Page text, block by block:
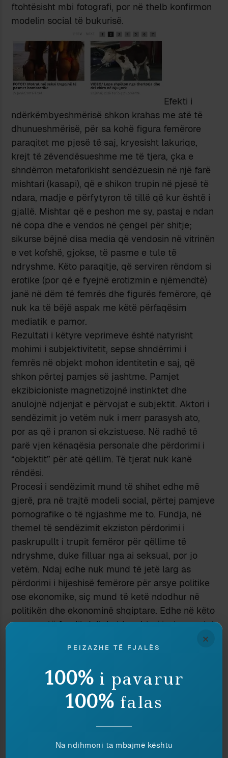
ftohtësisht mbi fotografi, por në thelb konfirmon
modelin social të bukurisë.
Efekti i
ndërkëmbyeshmërisë shkon krahas me atë të
dhunueshmërisë, për sa kohë figura femërore
paraqitet me pjesë të saj, kryesisht lakuriqe,
krejt të zëvendësueshme me të tjera, çka e
shndërron metaforikisht sendëzuesin në një farë
mishtari (kasapi), që e shikon trupin në pjesë të
ndara, madje e përfytyron të tillë që kur është i
gjallë. Mishtar që e peshon me sy, pastaj e ndan
në copa dhe e vendos në çengel për shitje;
sikurse bëjnë disa media që vendosin në vitrinën
e vet kofshë, gjokse, të pasme e tule të
ndryshme. Këto paraqitje, që serviren rëndom si
erotike (por që e fyejnë erotizmin e njëmendtë)
janë në dëm të femrës dhe figurës femërore, që
nuk ka të bëjë aspak me këtë përfaqësim
mediatik e pamor.
Rezultati i këtyre veprimeve është natyrisht
mohimi i subjektivitetit, sepse shndërrimi i
femrës në objekt mohon identitetin e saj, që
shkon përtej pamjes së jashtme. Pamjet
ekzibicioniste magnetizojnë instinktet dhe
anulojnë ndjenjat e përvojat e subjektit. Aktori i
sendëzimit jo vetëm nuk i merr parasysh ato,
por as që i pranon si ekzistuese. Në radhë të
parë vjen kënaqësia personale dhe përdorimi i
“objektit” për atë qëllim. Të tjerat nuk kanë
rëndësi.
Procesi i sendëzimit mund të shihet edhe më
gjerë, pra në trajtë modeli social, përtej pamjeve
pornografike o të ngjashme me to. Fundja, në
themel të sendëzimit ekziston përdorimi i
paskrupullt i trupit femëror për qëllime të
ndryshme, duke filluar nga ai seksual, por jo
vetëm. Ndaj edhe nuk mund të jetë larg as
përdorimi i hijeshisë femërore për arsye politike
ose ekonomike, siç mund të ketë ndodhur në
politikën dhe ekonominë shqiptare. Edhe në këto
procese të fundit dallohet karakteri instrumental
i veprimit, në thelb maskilist, sikurse tendenca
për ta konsideruar femrën si pa iniciativë dhe
×
PEIZAZHE TË FJALËS
100% i pavarur
100% falas
Na ndihmoni ta mbajmë kështu